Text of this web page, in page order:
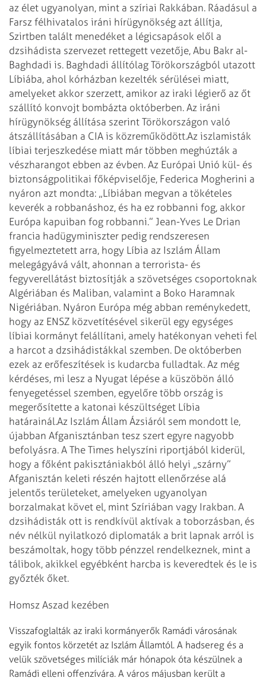
az élet ugyanolyan, mint a szíriai Rakkában. Ráadásul a
Farsz félhivatalos iráni hírügynökség azt állítja,
Szirtben talált menedéket a légicsapások elől a
dzsihádista szervezet rettegett vezetője, Abu Bakr al-
Baghdadi is. Baghdadi állítólag Törökországból utazott
Líbiába, ahol kórházban kezelték sérülései miatt,
amelyeket akkor szerzett, amikor az iraki légierő az őt
szállító konvojt bombázta októberben. Az iráni
hírügynökség állítása szerint Törökországon való
átszállításában a CIA is közreműködött.Az iszlamisták
líbiai terjeszkedése miatt már többen meghúzták a
vészharangot ebben az évben. Az Európai Unió kül- és
biztonságpolitikai főképviselője, Federica Mogherini a
nyáron azt mondta: „Líbiában megvan a tökételes
keverék a robbanáshoz, és ha ez robbanni fog, akkor
Európa kapuiban fog robbanni.” Jean-Yves Le Drian
francia hadügyminiszter pedig rendszeresen
figyelmeztetett arra, hogy Líbia az Iszlám Állam
melegágyává vált, ahonnan a terrorista- és
fegyverellátást biztosítják a szövetséges csoportoknak
Algériában és Maliban, valamint a Boko Haramnak
Nigériában. Nyáron Európa még abban reménykedett,
hogy az ENSZ közvetítésével sikerül egy egységes
líbiai kormányt felállítani, amely hatékonyan veheti fel
a harcot a dzsihádistákkal szemben. De októberben
ezek az erőfeszítések is kudarcba fulladtak. Az még
kérdéses, mi lesz a Nyugat lépése a küszöbön álló
fenyegetéssel szemben, egyelőre több ország is
megerősítette a katonai készültséget Líbia
határainál.Az Iszlám Állam Ázsiáról sem mondott le,
újabban Afganisztánban tesz szert egyre nagyobb
befolyásra. A The Times helyszíni riportjából kiderül,
hogy a főként pakisztániakból álló helyi „szárny”
Afganisztán keleti részén hajtott ellenőrzése alá
jelentős területeket, amelyeken ugyanolyan
borzalmakat követ el, mint Szíriában vagy Irakban. A
dzsihádisták ott is rendkívül aktívak a toborzásban, és
név nélkül nyilatkozó diplomaták a brit lapnak arról is
beszámoltak, hogy több pénzzel rendelkeznek, mint a
tálibok, akikkel egyébként harcba is keveredtek és le is
győzték őket.
Homsz Aszad kezében
Visszafoglalták az iraki kormányerők Ramádi városának
egyik fontos körzetét az Iszlám Államtól. A hadsereg és a
velük szövetséges milíciák már hónapok óta készülnek a
Ramádi elleni offenzívára. A város májusban került a